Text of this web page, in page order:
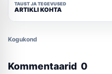
TAUST JA TEGEVUSED
ARTIKLI KOHTA
Kogukond
Kommentaarid 0